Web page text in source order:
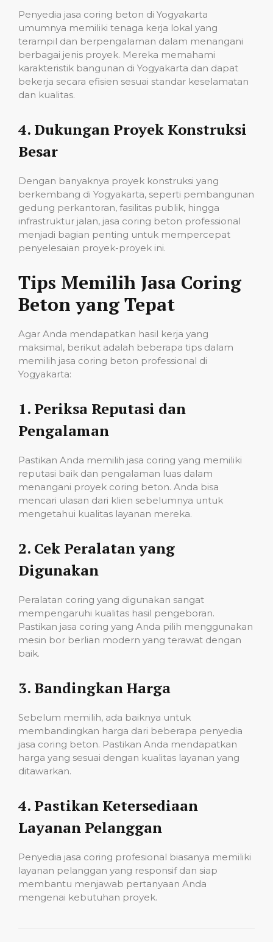
Penyedia jasa coring beton di Yogyakarta
umumnya memiliki tenaga kerja lokal yang
terampil dan berpengalaman dalam menangani
berbagai jenis proyek. Mereka memahami
karakteristik bangunan di Yogyakarta dan dapat
bekerja secara efisien sesuai standar keselamatan
dan kualitas.
4. Dukungan Proyek Konstruksi
Besar
Dengan banyaknya proyek konstruksi yang
berkembang di Yogyakarta, seperti pembangunan
gedung perkantoran, fasilitas publik, hingga
infrastruktur jalan, jasa coring beton professional
menjadi bagian penting untuk mempercepat
penyelesaian proyek-proyek ini.
Tips Memilih Jasa Coring
Beton yang Tepat
Agar Anda mendapatkan hasil kerja yang
maksimal, berikut adalah beberapa tips dalam
memilih jasa coring beton professional di
Yogyakarta:
1. Periksa Reputasi dan
Pengalaman
Pastikan Anda memilih jasa coring yang memiliki
reputasi baik dan pengalaman luas dalam
menangani proyek coring beton. Anda bisa
mencari ulasan dari klien sebelumnya untuk
mengetahui kualitas layanan mereka.
2. Cek Peralatan yang
Digunakan
Peralatan coring yang digunakan sangat
mempengaruhi kualitas hasil pengeboran.
Pastikan jasa coring yang Anda pilih menggunakan
mesin bor berlian modern yang terawat dengan
baik.
3. Bandingkan Harga
Sebelum memilih, ada baiknya untuk
membandingkan harga dari beberapa penyedia
jasa coring beton. Pastikan Anda mendapatkan
harga yang sesuai dengan kualitas layanan yang
ditawarkan.
4. Pastikan Ketersediaan
Layanan Pelanggan
Penyedia jasa coring profesional biasanya memiliki
layanan pelanggan yang responsif dan siap
membantu menjawab pertanyaan Anda
mengenai kebutuhan proyek.